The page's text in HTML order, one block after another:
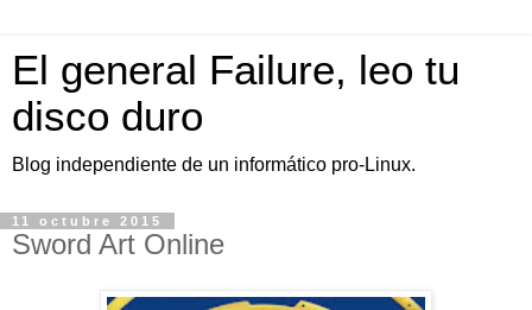
El general Failure, leo tu
disco duro
Blog independiente de un informático pro-Linux.
11 octubre 2015
Sword Art Online